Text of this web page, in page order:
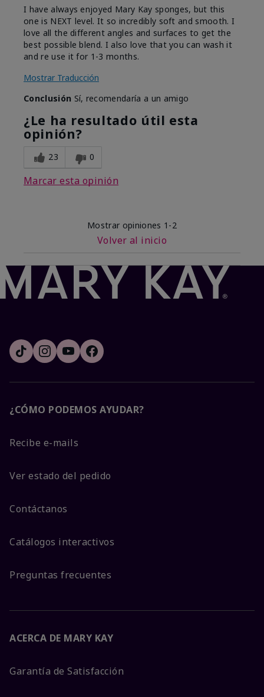
I have always enjoyed Mary Kay sponges, but this
one is NEXT level. It so incredibly soft and smooth. I
love all the different angles and surfaces to get the
best possible blend. I also love that you can wash it
and re use it for 1-3 months.
Mostrar Traducción
Conclusión Sí, recomendaría a un amigo
¿Le ha resultado útil esta
opinión?
23 0
Marcar esta opinión
Mostrar opiniones 1-2
Volver al inicio
¿CÓMO PODEMOS AYUDAR?
Recibe e-mails
Ver estado del pedido
Contáctanos
Catálogos interactivos
Preguntas frecuentes
ACERCA DE MARY KAY
Garantía de Satisfacción